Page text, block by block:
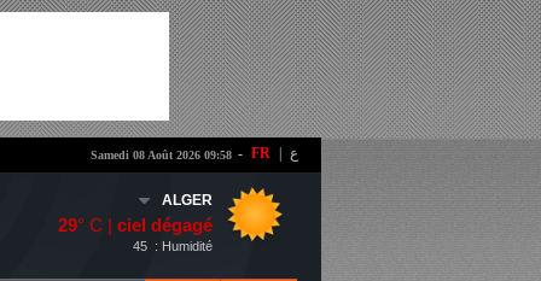
- FR ع Samedi 08 Août 2026 09:58
ALGER
29° C | ciel dégagé
: Humidité
45